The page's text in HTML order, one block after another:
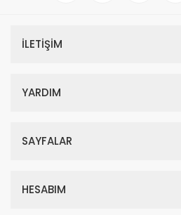
İLETİŞİM
YARDIM
SAYFALAR
HESABIM